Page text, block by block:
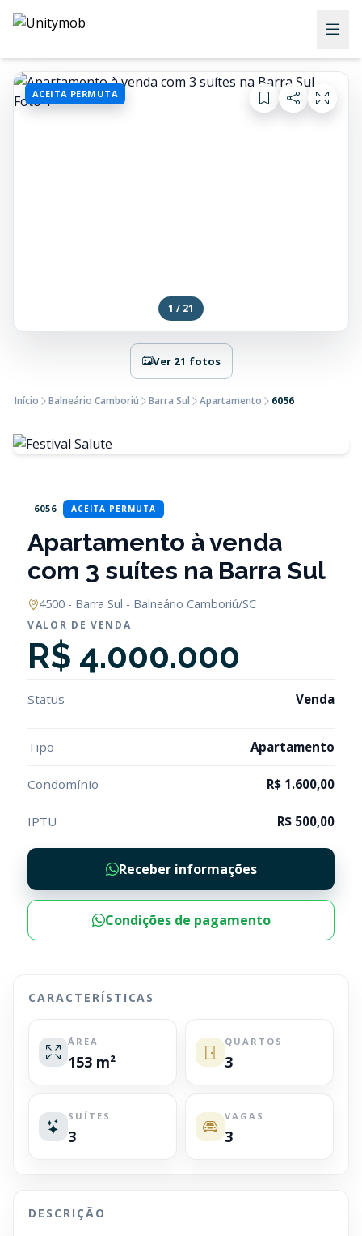
ACEITA PERMUTA
1 / 21
Ver 21 fotos
Início Balneário Camboriú Barra Sul Apartamento 6056
6056 ACEITA PERMUTA
Apartamento à venda
com 3 suítes na Barra Sul
4500 - Barra Sul - Balneário Camboriú/SC
VALOR DE VENDA
R$ 4.000.000
Status Venda
Tipo Apartamento
Condomínio R$ 1.600,00
IPTU R$ 500,00
Receber informações
Condições de pagamento
CARACTERÍSTICAS
ÁREA
153 m²
QUARTOS
3
SUÍTES
3
VAGAS
3
DESCRIÇÃO